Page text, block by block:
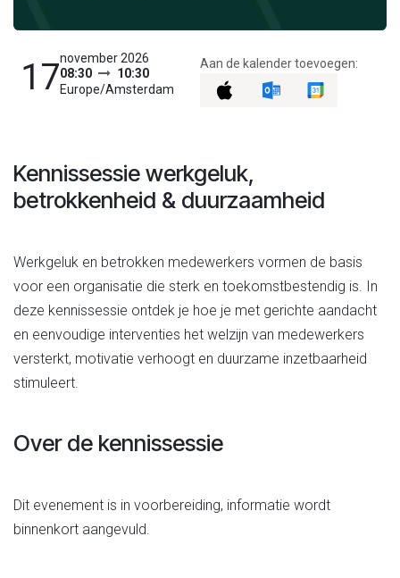
17november 2026
08:30
10:30
Europe/Amsterdam
Aan de kalender toevoegen:
Kennissessie werkgeluk,
betrokkenheid & duurzaamheid
Werkgeluk en betrokken medewerkers vormen de basis
voor een organisatie die sterk en toekomstbestendig is. In
deze kennissessie ontdek je hoe je met gerichte aandacht
en eenvoudige interventies het welzijn van medewerkers
versterkt, motivatie verhoogt en duurzame inzetbaarheid
stimuleert.
Over de kennissessie
Dit evenement is in voorbereiding, informatie wordt
binnenkort aangevuld.